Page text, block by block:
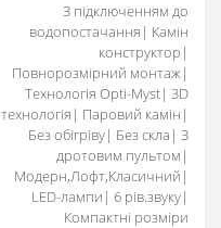
З підключенням до
водопостачання| Камін
конструктор|
Повнорозмірний монтаж|
Технологія Opti-Myst| 3D
технологія| Паровий камін|
Без обігріву| Без скла| З
дротовим пультом|
Модерн,Лофт,Класичний|
LED-лампи| 6 рів.звуку|
Компактні розміри